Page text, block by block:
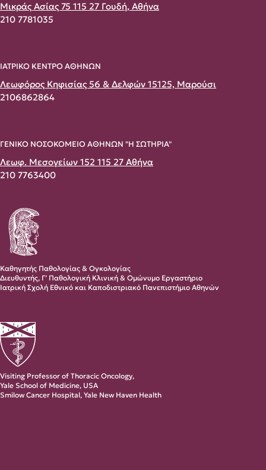
Μικράς Ασίας 75 115 27 Γουδή, Αθήνα
210 7781035
ΙΑΤΡΙΚΟ ΚΕΝΤΡΟ ΑΘΗΝΩΝ
Λεωφόρος Κηφισίας 56 & Δελφών 15125, Μαρούσι
2106862864
ΓΕΝΙΚΟ ΝΟΣΟΚΟΜΕΙΟ ΑΘΗΝΩΝ "Η ΣΩΤΗΡΙΑ"
Λεωφ. Μεσογείων 152 115 27 Αθήνα
210 7763400
Καθηγητής Παθολογίας & Ογκολογίας
Διευθυντής, Γ’ Παθολογική Κλινική & Ομώνυμο Εργαστήριο
Ιατρική Σχολή Εθνικό και Καποδιστριακό Πανεπιστήμιο Αθηνών
Visiting Professor of Thoracic Oncology,
Yale School of Medicine, USA
Smilow Cancer Hospital, Yale New Haven Health